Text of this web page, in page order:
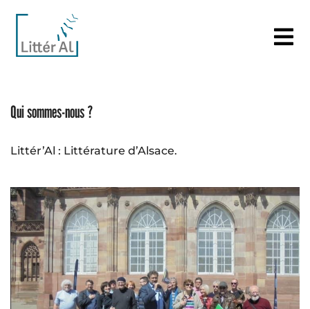
Qui sommes-nous ?
Littér’Al : Littérature d’Alsace.